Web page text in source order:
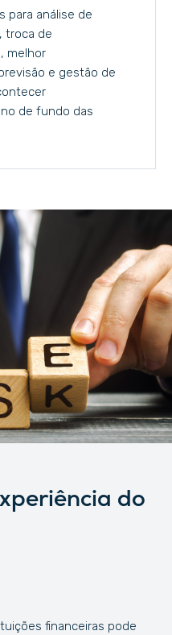
para análise de
troca de
melhor
e gestão de
de fundo das
do
financeiras pode